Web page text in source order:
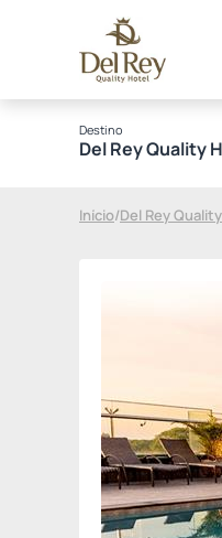
Destino
Del Rey Quality
Início/Del Rey